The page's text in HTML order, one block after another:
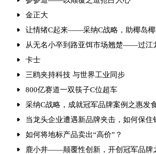
金正大
让情绪C起来——采纳C战略，助椰岛椰
从无名小卒到路亚饵市场翘楚——过江
卡士
三鸥夹持科技 与世界工业同步
800亿赛道一双筷子C位超车
采纳C战略，成就冠军品牌案例之惠发
当龙头企业遭遇新品牌夹击，如何保住
如何将地标产品卖出“高价”？
鹿小井——颠覆性创新，开创冠军品牌